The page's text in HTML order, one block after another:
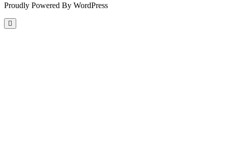
Proudly Powered By WordPress